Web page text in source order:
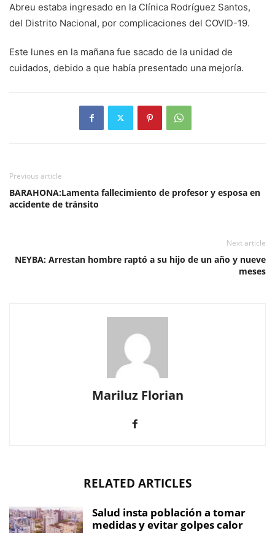
Abreu estaba ingresado en la Clínica Rodríguez Santos,
del Distrito Nacional, por complicaciones del COVID-19.
Este lunes en la mañana fue sacado de la unidad de
cuidados, debido a que había presentado una mejoría.
Previous article
BARAHONA:Lamenta fallecimiento de profesor y esposa en
accidente de tránsito
Next article
NEYBA: Arrestan hombre raptó a su hijo de un año y nueve
meses
Mariluz Florian
RELATED ARTICLES
Salud insta población a tomar
medidas y evitar golpes calor